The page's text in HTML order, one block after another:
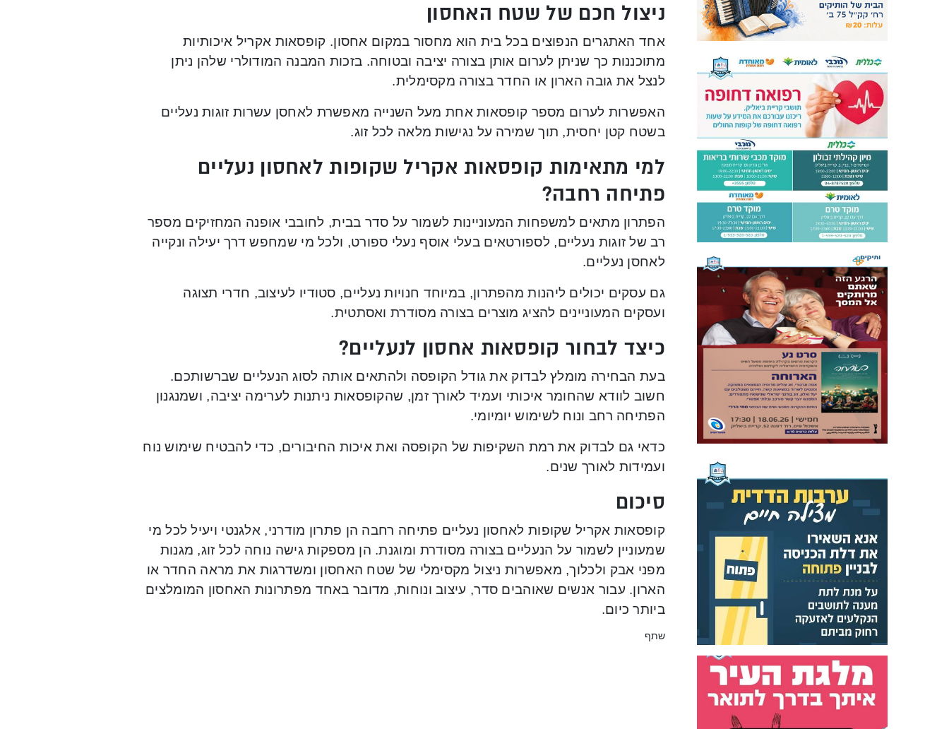
ניצול חכם של שטח האחסון
אחד האתגרים הנפוצים בכל בית הוא מחסור במקום אחסון. קופסאות אקריל איכותיות
מתוכננות כך שניתן לערום אותן בצורה יציבה ובטוחה. בזכות המבנה המודולרי שלהן ניתן
לנצל את גובה הארון או החדר בצורה מקסימלית.
האפשרות לערום מספר קופסאות אחת מעל השנייה מאפשרת לאחסן עשרות זוגות נעליים
בשטח קטן יחסית, תוך שמירה על נגישות מלאה לכל זוג.
למי מתאימות קופסאות אקריל שקופות לאחסון נעליים
פתיחה רחבה?
הפתרון מתאים למשפחות המעוניינות לשמור על סדר בבית, לחובבי אופנה המחזיקים מספר
רב של זוגות נעליים, לספורטאים בעלי אוסף נעלי ספורט, ולכל מי שמחפש דרך יעילה ונקייה
לאחסן נעליים.
גם עסקים יכולים ליהנות מהפתרון, במיוחד חנויות נעליים, סטודיו לעיצוב, חדרי תצוגה
ועסקים המעוניינים להציג מוצרים בצורה מסודרת ואסתטית.
כיצד לבחור קופסאות אחסון לנעליים?
בעת הבחירה מומלץ לבדוק את גודל הקופסה ולהתאים אותה לסוג הנעליים שברשותכם.
חשוב לוודא שהחומר איכותי ועמיד לאורך זמן, שהקופסאות ניתנות לערימה יציבה, ושמנגנון
הפתיחה רחב ונוח לשימוש יומיומי.
כדאי גם לבדוק את רמת השקיפות של הקופסה ואת איכות החיבורים, כדי להבטיח שימוש נוח
ועמידות לאורך שנים.
סיכום
קופסאות אקריל שקופות לאחסון נעליים פתיחה רחבה הן פתרון מודרני, אלגנטי ויעיל לכל מי
שמעוניין לשמור על הנעליים בצורה מסודרת ומוגנת. הן מספקות גישה נוחה לכל זוג, מגנות
מפני אבק ולכלוך, מאפשרות ניצול מקסימלי של שטח האחסון ומשדרגות את מראה החדר או
הארון. עבור אנשים שאוהבים סדר, עיצוב ונוחות, מדובר באחד מפתרונות האחסון המומלצים
ביותר כיום.
שתף